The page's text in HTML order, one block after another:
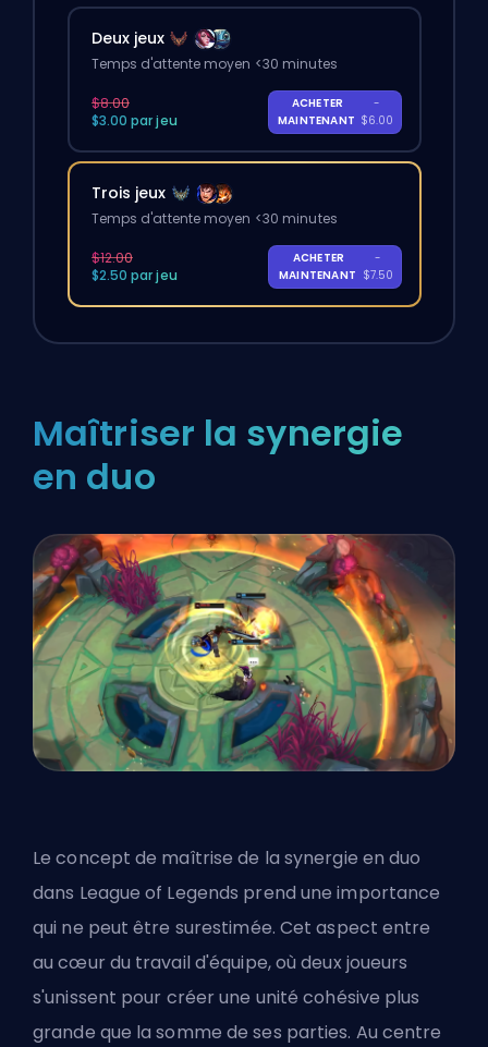
Deux jeux
Temps d'attente moyen <30 minutes
$8.00
$3.00 par jeu
ACHETER
MAINTENANT
-
$6.00
Trois jeux
Temps d'attente moyen <30 minutes
$12.00
$2.50 par jeu
ACHETER
MAINTENANT
-
$7.50
Maîtriser la synergie
en duo
Le concept de maîtrise de la synergie en duo
dans League of Legends prend une importance
qui ne peut être surestimée. Cet aspect entre
au cœur du travail d'équipe, où deux joueurs
s'unissent pour créer une unité cohésive plus
grande que la somme de ses parties. Au centre